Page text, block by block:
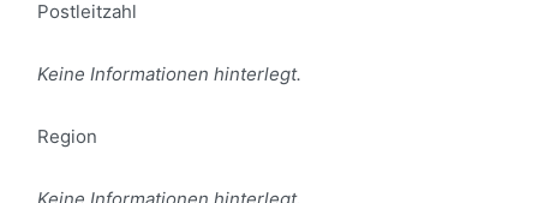
Postleitzahl
Keine Informationen hinterlegt.
Region